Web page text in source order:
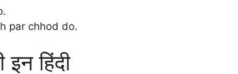
par chhod do.
इन हिंदी